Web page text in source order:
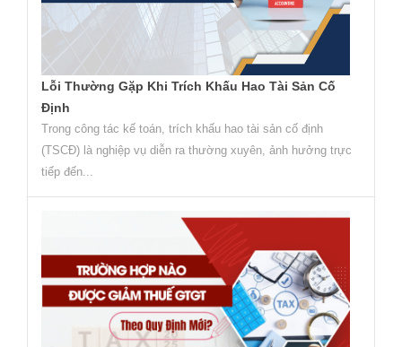
Lỗi Thường Gặp Khi Trích Khấu Hao Tài Sản Cố
Định
Trong công tác kế toán, trích khấu hao tài sản cố định
(TSCĐ) là nghiệp vụ diễn ra thường xuyên, ảnh hưởng trực
tiếp đến...